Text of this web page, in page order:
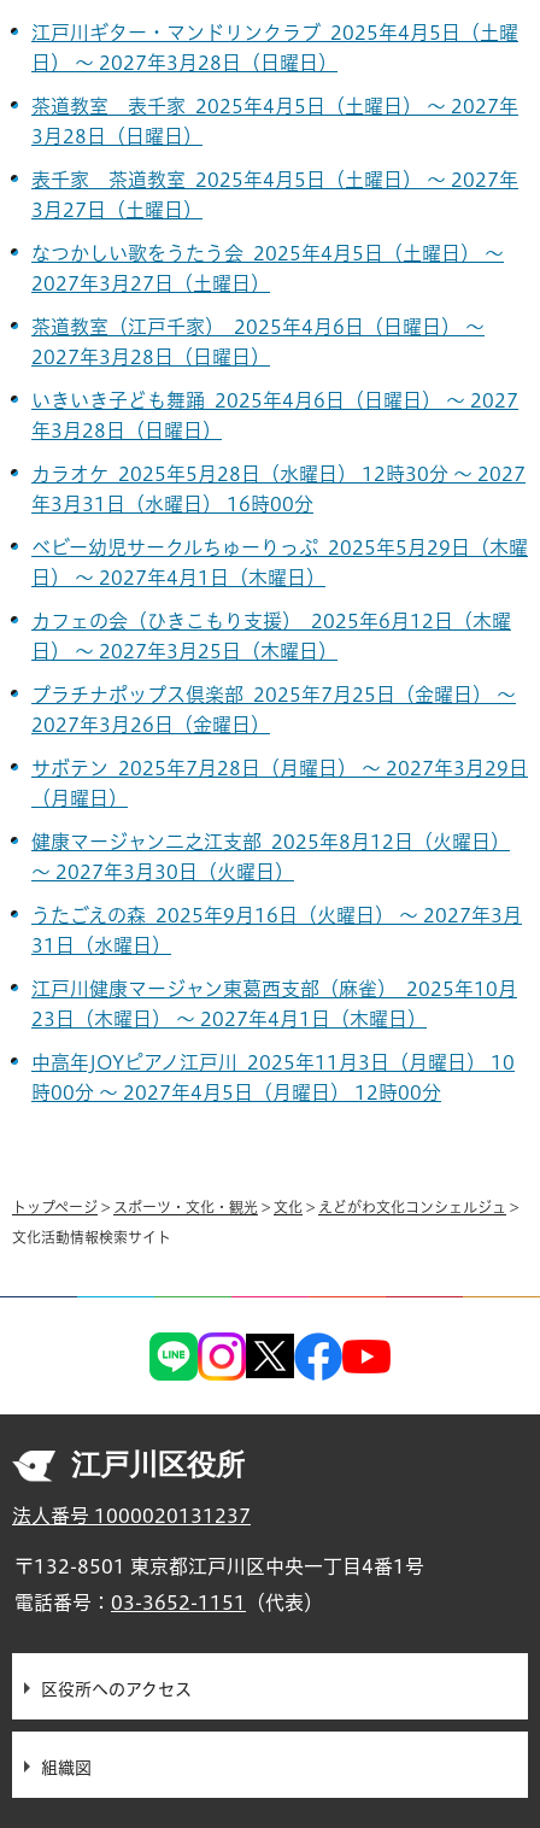
江戸川ギター・マンドリンクラブ 2025年4月5日（土曜
日） ～ 2027年3月28日（日曜日）
茶道教室 表千家 2025年4月5日（土曜日） ～ 2027年
3月28日（日曜日）
表千家 茶道教室 2025年4月5日（土曜日） ～ 2027年
3月27日（土曜日）
なつかしい歌をうたう会 2025年4月5日（土曜日） ～
2027年3月27日（土曜日）
茶道教室（江戸千家） 2025年4月6日（日曜日） ～
2027年3月28日（日曜日）
いきいき子ども舞踊 2025年4月6日（日曜日） ～ 2027
年3月28日（日曜日）
カラオケ 2025年5月28日（水曜日） 12時30分 ～ 2027
年3月31日（水曜日） 16時00分
ベビー幼児サークルちゅーりっぷ 2025年5月29日（木曜
日） ～ 2027年4月1日（木曜日）
カフェの会（ひきこもり支援） 2025年6月12日（木曜
日） ～ 2027年3月25日（木曜日）
プラチナポップス倶楽部 2025年7月25日（金曜日） ～
2027年3月26日（金曜日）
サボテン 2025年7月28日（月曜日） ～ 2027年3月29日
（月曜日）
健康マージャン二之江支部 2025年8月12日（火曜日）
～ 2027年3月30日（火曜日）
うたごえの森 2025年9月16日（火曜日） ～ 2027年3月
31日（水曜日）
江戸川健康マージャン東葛西支部（麻雀） 2025年10月
23日（木曜日） ～ 2027年4月1日（木曜日）
中高年JOYピアノ江戸川 2025年11月3日（月曜日） 10
時00分 ～ 2027年4月5日（月曜日） 12時00分
トップページ > スポーツ・文化・観光 > 文化 > えどがわ文化コンシェルジュ >
文化活動情報検索サイト
江戸川区役所
法人番号 1000020131237
〒132-8501 東京都江戸川区中央一丁目4番1号
電話番号： 03-3652-1151 （代表）
区役所へのアクセス
組織図